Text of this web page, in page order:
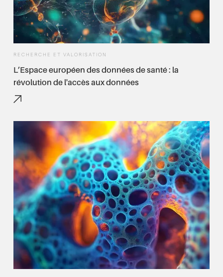
RECHERCHE ET VALORISATION
L’Espace européen des données de santé : la
révolution de l'accès aux données